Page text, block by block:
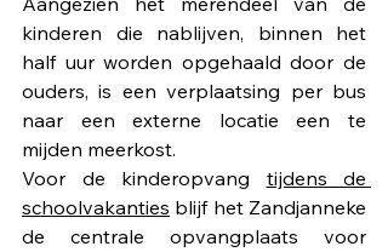
kinderen die nablijven, binnen het
half uur worden opgehaald door de
ouders, is een verplaatsing per bus
naar een externe locatie een te
mijden meerkost.
Voor de kinderopvang tijdens de
schoolvakanties blijf het Zandjanneke
de centrale opvangplaats voor